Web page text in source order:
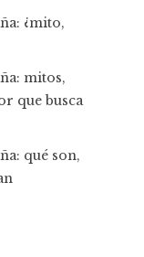
¿mito,
mitos,
que busca
qué son,